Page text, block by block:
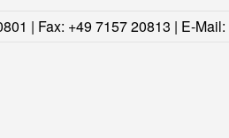
| Fax: +49 7157 20813 | E-Mail: